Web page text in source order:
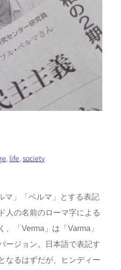
, life, society
マ」「ベルマ」とする表記
人の名前のローマ字による
「Verma」は「Varma」
ージョン。日本語で表記す
なるはずだが、ヒンディー